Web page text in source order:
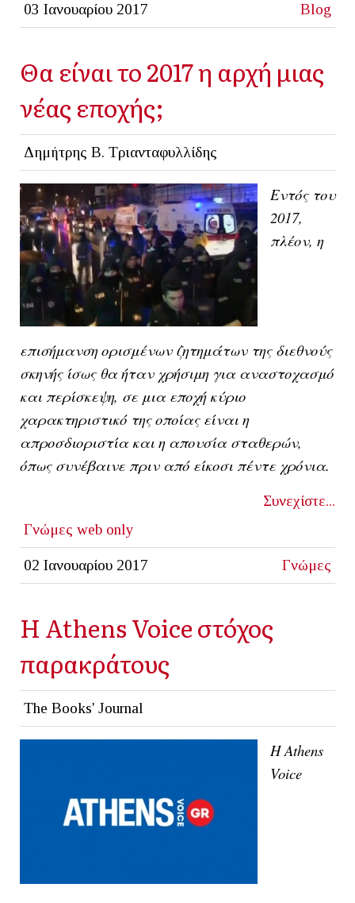
03 Ιανουαρίου 2017 Blog
Θα είναι το 2017 η αρχή μιας
νέας εποχής;
Δημήτρης Β. Τριανταφυλλίδης
Εντός του
2017,
πλέον, η
επισήμανση ορισμένων ζητημάτων της διεθνούς
σκηνής ίσως θα ήταν χρήσιμη για αναστοχασμό
και περίσκεψη, σε μια εποχή κύριο
χαρακτηριστικό της οποίας είναι η
απροσδιοριστία και η απουσία σταθερών,
όπως συνέβαινε πριν από είκοσι πέντε χρόνια.
Συνεχίστε...
Γνώμες web only
02 Ιανουαρίου 2017 Γνώμες
H Athens Voice στόχος
παρακράτους
The Books' Journal
Η Athens
Voice